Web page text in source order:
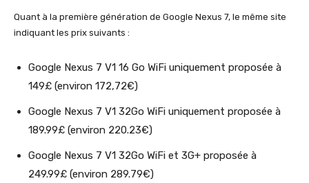
Quant à la première génération de Google Nexus 7, le même site
indiquant les prix suivants :
Google Nexus 7 V1 16 Go WiFi uniquement proposée à
149£ (environ 172,72€)
Google Nexus 7 V1 32Go WiFi uniquement proposée à
189.99£ (environ 220.23€)
Google Nexus 7 V1 32Go WiFi et 3G+ proposée à
249.99£ (environ 289.79€)